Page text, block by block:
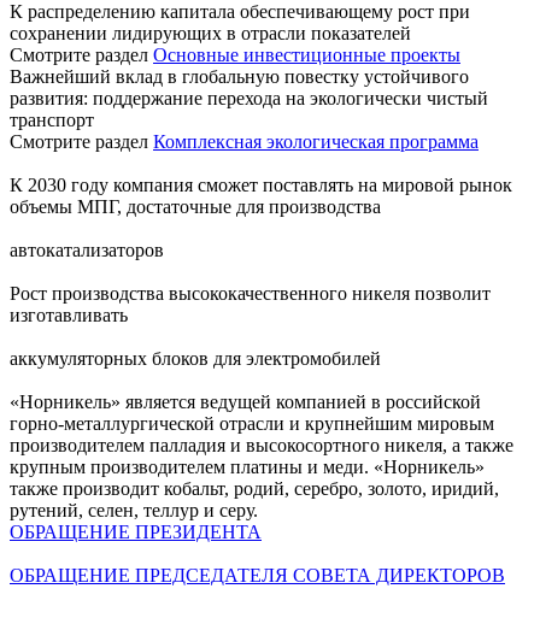
К распределению капитала обеспечивающему рост при
сохранении лидирующих в отрасли показателей
Смотрите раздел Основные инвестиционные проекты
Важнейший вклад в глобальную повестку устойчивого
развития: поддержание перехода на экологически чистый
транспорт
Смотрите раздел Комплексная экологическая программа
К 2030 году компания сможет поставлять на мировой рынок
объемы МПГ, достаточные для производства
автокатализаторов
Рост производства высококачественного никеля позволит
изготавливать
аккумуляторных блоков для электромобилей
«Норникель» является ведущей компанией в российской
горно-металлургической отрасли и крупнейшим мировым
производителем палладия и высокосортного никеля, а также
крупным производителем платины и меди. «Норникель»
также производит кобальт, родий, серебро, золото, иридий,
рутений, селен, теллур и серу.
ОБРАЩЕНИЕ ПРЕЗИДЕНТА
ОБРАЩЕНИЕ ПРЕДСЕДАТЕЛЯ СОВЕТА ДИРЕКТОРОВ